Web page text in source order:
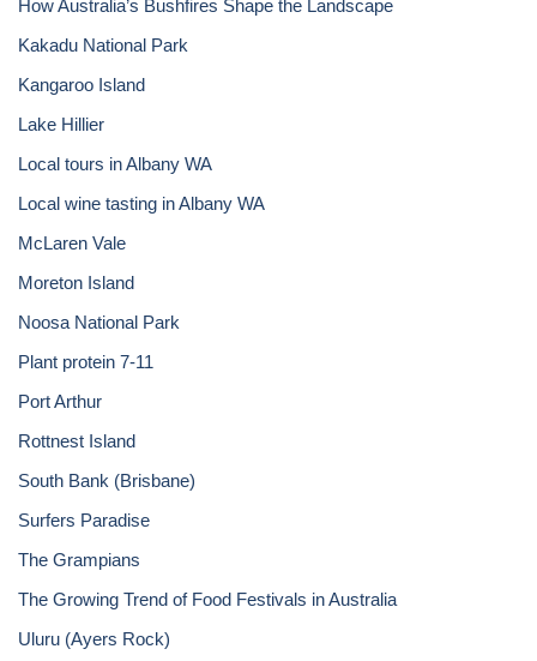
How Australia’s Bushfires Shape the Landscape
Kakadu National Park
Kangaroo Island
Lake Hillier
Local tours in Albany WA
Local wine tasting in Albany WA
McLaren Vale
Moreton Island
Noosa National Park
Plant protein 7-11
Port Arthur
Rottnest Island
South Bank (Brisbane)
Surfers Paradise
The Grampians
The Growing Trend of Food Festivals in Australia
Uluru (Ayers Rock)